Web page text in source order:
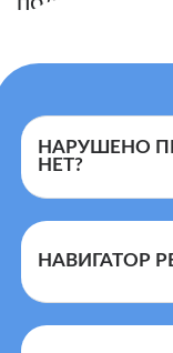
НАРУШЕНО
НЕТ?
НАВИГАТОР